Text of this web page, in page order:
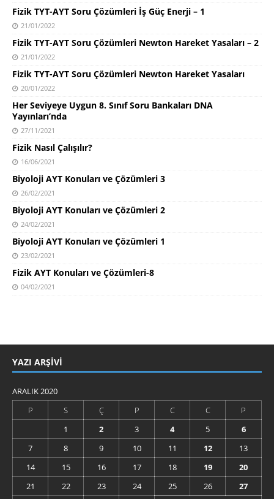
Fizik TYT-AYT Soru Çözümleri İş Güç Enerji – 1
21/01/2022
Fizik TYT-AYT Soru Çözümleri Newton Hareket Yasaları – 2
21/01/2022
Fizik TYT-AYT Soru Çözümleri Newton Hareket Yasaları
20/01/2022
Her Seviyeye Uygun 8. Sınıf Soru Bankaları DNA
Yayınları’nda
27/11/2021
Fizik Nasıl Çalışılır?
16/06/2021
Biyoloji AYT Konuları ve Çözümleri 3
26/02/2021
Biyoloji AYT Konuları ve Çözümleri 2
24/02/2021
Biyoloji AYT Konuları ve Çözümleri 1
23/02/2021
Fizik AYT Konuları ve Çözümleri-8
04/02/2021
YAZI ARŞIVI
ARALIK 2020
P
S Ç P C C
P
1
2 3 4 5
6
7
8 9 10 11 12
13
14
15 16 17 18 19
20
21
22 23 24 25 26
27